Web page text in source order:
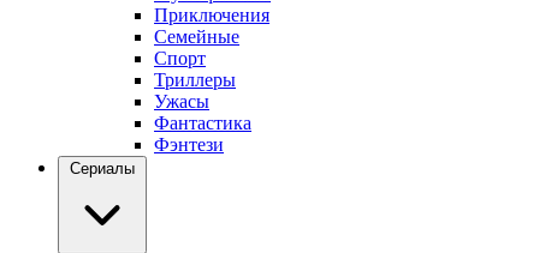
Приключения
Семейные
Спорт
Триллеры
Ужасы
Фантастика
Фэнтези
Сериалы